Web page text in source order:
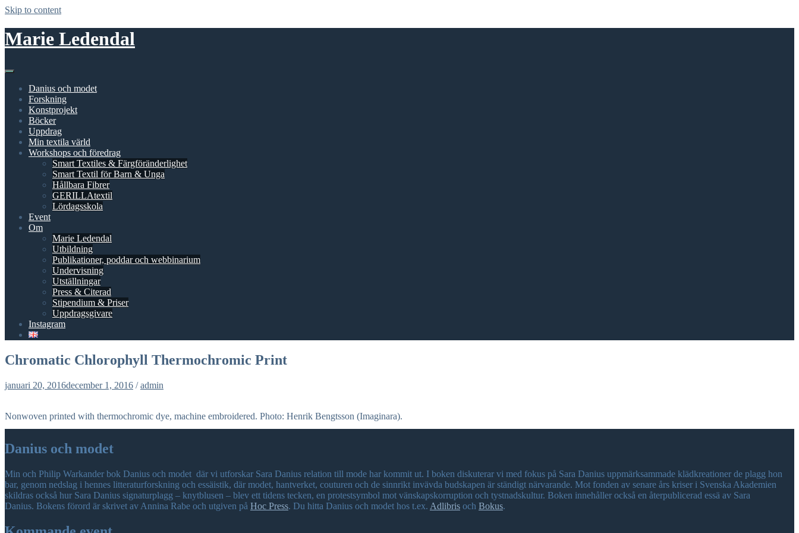
Skip to content
Marie Ledendal
Danius och modet
Forskning
Konstprojekt
Böcker
Uppdrag
Min textila värld
Workshops och föredrag
Smart Textiles & Färgföränderlighet
Smart Textil för Barn & Unga
Hållbara Fibrer
GERILLAtextil
Lördagsskola
Event
Om
Marie Ledendal
Utbildning
Publikationer, poddar och webbinarium
Undervisning
Utställningar
Press & Citerad
Stipendium & Priser
Uppdragsgivare
Instagram
Chromatic Chlorophyll Thermochromic Print
januari 20, 2016december 1, 2016 /admin
Nonwoven printed with thermochromic dye, machine embroidered. Photo: Henrik Bengtsson (Imaginara).
Danius och modet
Min och Philip Warkander bok Danius och modet där vi utforskar Sara Danius relation till mode har kommit ut. I boken diskuterar vi med fokus på Sara Danius uppmärksammade klädkreationer de plagg hon
bar, genom nedslag i hennes litteraturforskning och essäistik, där modet, hantverket, couturen och de sinnrikt invävda budskapen är ständigt närvarande. Mot fonden av senare års kriser i Svenska Akademien
skildras också hur Sara Danius signaturplagg – knytblusen – blev ett tidens tecken, en protestsymbol mot vänskapskorruption och tystnadskultur. Boken innehåller också en återpublicerad essä av Sara
Danius. Bokens förord är skrivet av Annina Rabe och utgiven på Hoc Press. Du hitta Danius och modet hos t.ex. Adlibris och Bokus.